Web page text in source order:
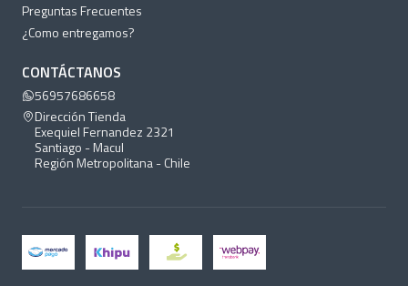
Preguntas Frecuentes
¿Como entregamos?
CONTÁCTANOS
56957686658
Dirección Tienda
Exequiel Fernandez 2321
Santiago - Macul
Región Metropolitana - Chile